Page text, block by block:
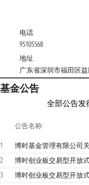
电话
95105568
地址
广东省深圳市福田区益
基金公告
全部公告发
公告名称
1
2
3